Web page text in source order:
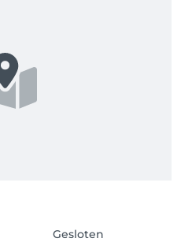
Gesloten